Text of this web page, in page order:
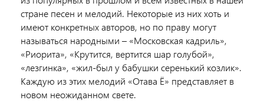
стране песен и мелодий. Некоторые из них хоть и
имеют конкретных авторов, но по праву могут
называться народными – «Московская кадриль»,
«Риорита», «Крутится, вертится шар голубой»,
«лезгинка», «жил-был у бабушки серенький козлик».
Каждую из этих мелодий «Отава Ё» представляет в
новом неожиданном свете.